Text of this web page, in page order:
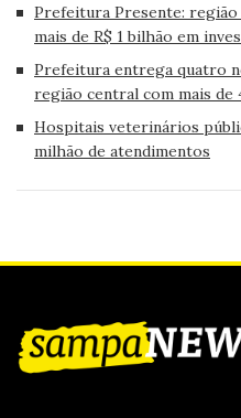
Prefeitura Presente: região
mais de R$ 1 bilhão em
Prefeitura entrega quatro
região central com mais de
Hospitais veterinários
milhão de atendimentos